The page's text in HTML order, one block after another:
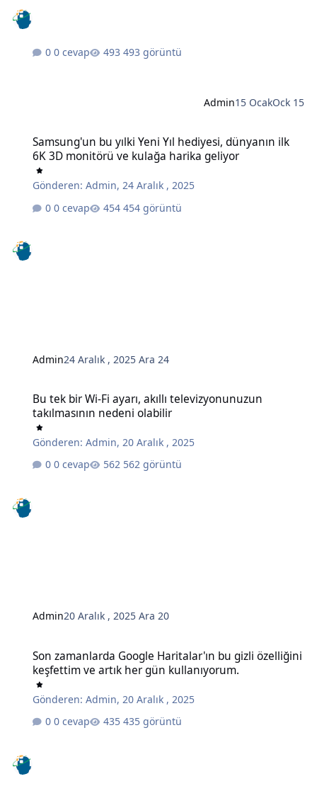
0 cevap 493 görüntü
Admin15 OcakOck 15
Samsung'un bu yılki Yeni Yıl hediyesi, dünyanın ilk
6K 3D monitörü ve kulağa harika geliyor
Gönderen:Admin,24 Aralık , 2025
0 cevap
454 görüntü
Admin24 Aralık , 2025Ara 24
Bu tek bir Wi-Fi ayarı, akıllı televizyonunuzun
takılmasının nedeni olabilir
Gönderen:Admin,20 Aralık , 2025
0 cevap
562 görüntü
Admin20 Aralık , 2025Ara 20
Son zamanlarda Google Haritalar'ın bu gizli özelliğini
keşfettim ve artık her gün kullanıyorum.
Gönderen:Admin,20 Aralık , 2025
0 cevap
435 görüntü